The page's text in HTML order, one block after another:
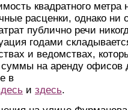
квадратного метра
расценки, однако ни
публично речи
годами
и ведомствах,
на аренду офисов
в
и здесь.